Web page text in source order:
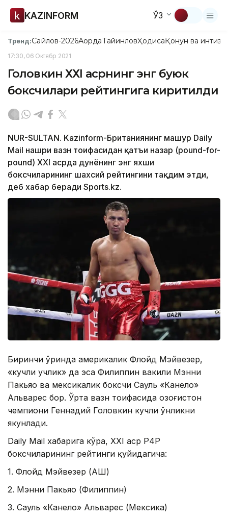
KAZINFORM ЎЗ
Тренд:Сайлов-2026АқордаТайинловҲодисаҚонун ва
17:30, 06 Октябр 2021
Головкин ХХI асрнинг энг буюк
боксчилари рейтингига киритилди
NUR-SULTAN. Kazinform-Британиянинг машҳур Daily
Mail нашри вазн тоифасидан қатъи назар (pound-for-
pound) ХХI асрда дунёнинг энг яхши
боксчиларининг шахсий рейтингини тақдим этди,
деб хабар беради Sports.kz.
Биринчи ўринда америкалик Флойд Мэйвезер,
«кучли учлик» да эса Филиппин вакили Мэнни
Пакьяо ва мексикалик боксчи Сауль «Канело»
Aльварес бор. Ўрта вазн тоифасида Қозоғистон
чемпиони Геннадий Головкин кучли ўнликни
якунлади.
Daily Mail хабарига кўра, ХХI аср P4P
боксчиларининг рейтинги қуйидагича:
1. Флойд Мэйвезер (AҚШ)
2. Мэнни Пакьяо (Филиппин)
3. Сауль «Канело» Aльварес (Мексика)